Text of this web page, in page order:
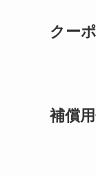
クー
補償